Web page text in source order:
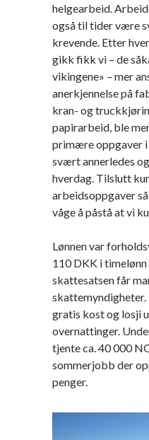
helgearbeid.
også til tider være
krevende. Etter
gikk fikk vi – de
vikingene» – mer
anerkjennelse på
kran- og
papirarbeid, ble
primære oppgaver i
svært annerledes
hverdag. Tilslutt
arbeidsoppgaver
våge å påstå at vi
Lønnen var
110 DKK i
skattesatsen får
skattemyndigheter.
gratis kost og losji
overnattinger.
tjente ca. 40 000
sommerjobb der
penger.